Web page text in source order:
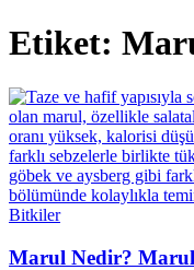
Etiket:
Bitkiler
Marul Nedir?